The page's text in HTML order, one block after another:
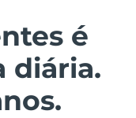
é
diária.
facial
prevista 8/9/26
prevista8/10/26
prevista